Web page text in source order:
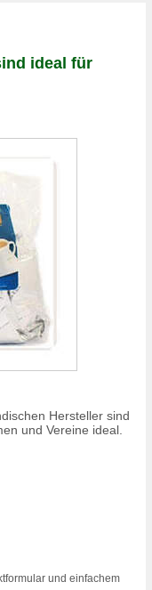
ideal für
Hersteller sind
und Vereine ideal.
und einfachem